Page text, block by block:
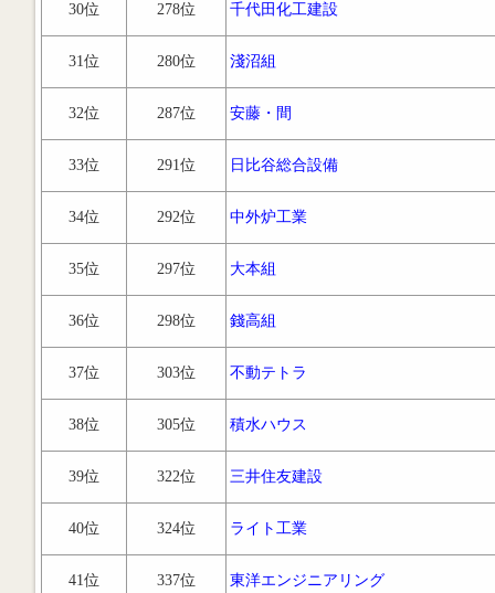
30位 278位 千代田化工建設
31位 280位 淺沼組
32位 287位 安藤・間
33位 291位 日比谷総合設備
34位 292位 中外炉工業
35位 297位 大本組
36位 298位 錢高組
37位 303位 不動テトラ
38位 305位 積水ハウス
39位 322位 三井住友建設
40位 324位 ライト工業
41位 337位 東洋エンジニアリング